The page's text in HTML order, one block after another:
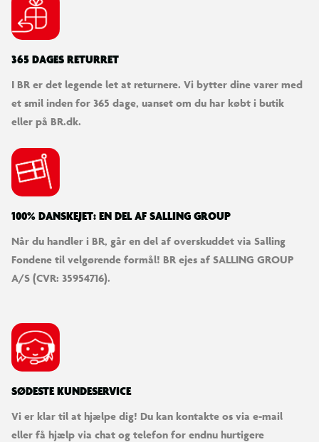
@tamarackshack2.0
365 DAGES RETURRET
I BR er det legende let at returnere. Vi bytter dine varer med
et smil inden for 365 dage, uanset om du har købt i butik
eller på BR.dk.
100% DANSKEJET: EN DEL AF SALLING GROUP
Når du handler i BR, går en del af overskuddet via Salling
Fondene til velgørende formål! BR ejes af SALLING GROUP
A/S (CVR: 35954716).
SØDESTE KUNDESERVICE
Vi er klar til at hjælpe dig! Du kan kontakte os via e-mail
eller få hjælp via chat og telefon for endnu hurtigere